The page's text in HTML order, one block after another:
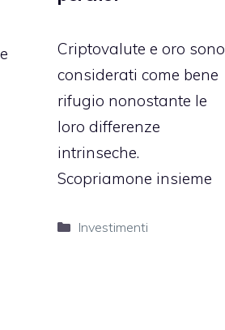
Criptovalute e oro sono
considerati come bene
rifugio nonostante le
loro differenze
intrinseche.
Scopriamone insieme
Categorie
Investimenti